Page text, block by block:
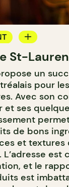
St-
un
pour
Avec son
et ses
de bons
et textures
L’adresse est
et le
est